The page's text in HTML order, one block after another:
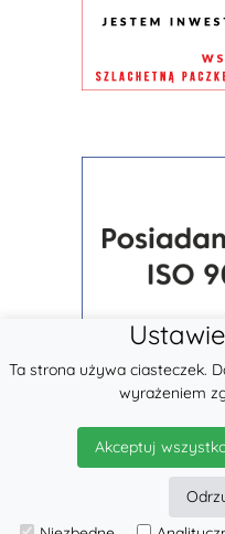
Ta strona używa ciasteczek.
wyrażeniem
Akceptuj